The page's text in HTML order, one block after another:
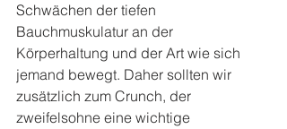
Schwächen der tiefen
Bauchmuskulatur an der
Körperhaltung und der Art wie sich
jemand bewegt. Daher sollten wir
zusätzlich zum Crunch, der
zweifelsohne eine wichtige